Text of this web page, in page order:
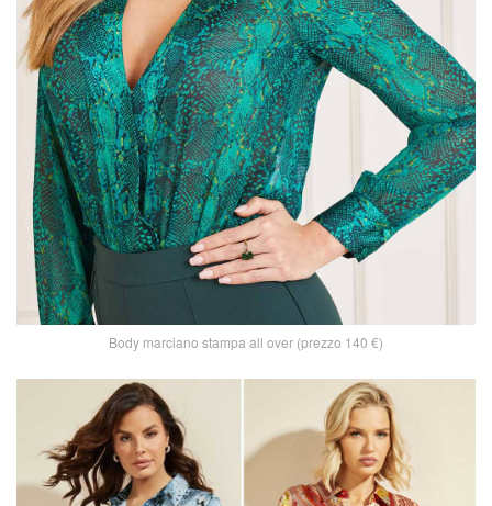
Body marciano stampa all over (prezzo 140 €)